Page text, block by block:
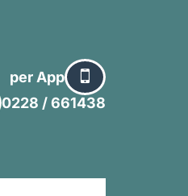
per App
0228 / 661438